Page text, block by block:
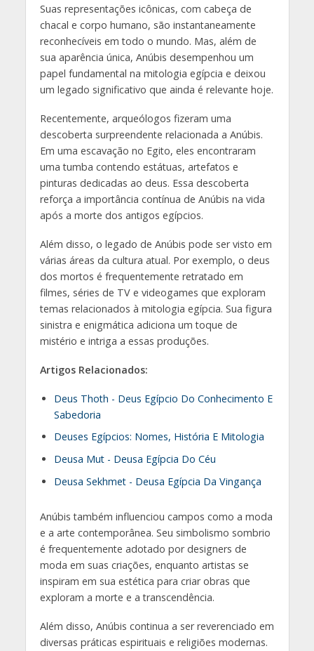
Suas representações icônicas, com cabeça de
chacal e corpo humano, são instantaneamente
reconhecíveis em todo o mundo. Mas, além de
sua aparência única, Anúbis desempenhou um
papel fundamental na mitologia egípcia e deixou
um legado significativo que ainda é relevante hoje.
Recentemente, arqueólogos fizeram uma
descoberta surpreendente relacionada a Anúbis.
Em uma escavação no Egito, eles encontraram
uma tumba contendo estátuas, artefatos e
pinturas dedicadas ao deus. Essa descoberta
reforça a importância contínua de Anúbis na vida
após a morte dos antigos egípcios.
Além disso, o legado de Anúbis pode ser visto em
várias áreas da cultura atual. Por exemplo, o deus
dos mortos é frequentemente retratado em
filmes, séries de TV e videogames que exploram
temas relacionados à mitologia egípcia. Sua figura
sinistra e enigmática adiciona um toque de
mistério e intriga a essas produções.
Artigos Relacionados:
Deus Thoth - Deus Egípcio Do Conhecimento E
Sabedoria
Deuses Egípcios: Nomes, História E Mitologia
Deusa Mut - Deusa Egípcia Do Céu
Deusa Sekhmet - Deusa Egípcia Da Vingança
Anúbis também influenciou campos como a moda
e a arte contemporânea. Seu simbolismo sombrio
é frequentemente adotado por designers de
moda em suas criações, enquanto artistas se
inspiram em sua estética para criar obras que
exploram a morte e a transcendência.
Além disso, Anúbis continua a ser reverenciado em
diversas práticas espirituais e religiões modernas.